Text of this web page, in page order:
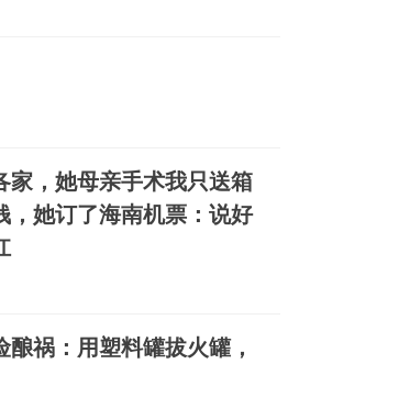
家，她母亲手术我只送箱
，她订了海南机票：说好
祸：用塑料罐拔火罐，